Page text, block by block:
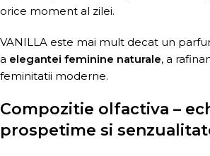
orice moment al zilei.
VANILLA este mai mult decat un
a elegantei feminine naturale, a
feminitatii moderne.
Compozitie olfactiva –
prospetime si